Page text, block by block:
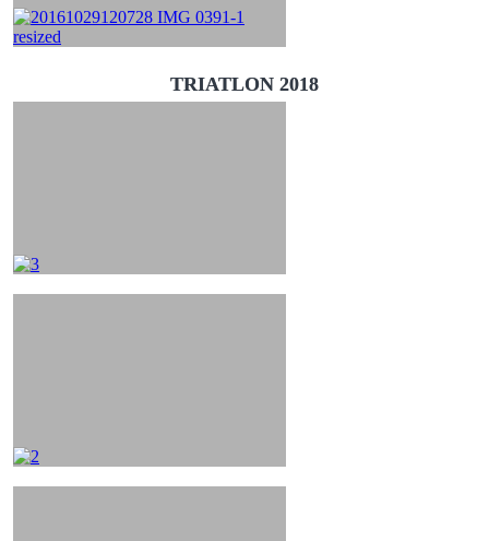
TRIATLON 2018